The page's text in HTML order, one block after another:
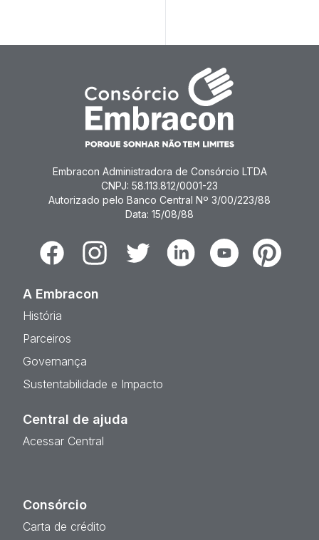
Embracon Administradora de Consórcio LTDA
CNPJ: 58.113.812/0001-23
Autorizado pelo Banco Central Nº 3/00/223/88
Data: 15/08/88
FacebookInstagramTwitter LinkedinYoutubePinterest
A Embracon
História
Parceiros
Governança
Sustentabilidade e Impacto
Central de ajuda
Acessar Central
Consórcio
Carta de crédito